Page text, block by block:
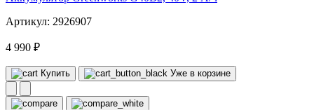
Артикул: 2926907
4 990 ₽
Купить Уже в корзине